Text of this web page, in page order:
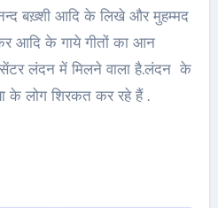
बख़्शी आदि के लिखे और मुहम्मद
आदि के गाये गीतों का आन
लंदन में मिलने वाला है.लंदन के
के लोग शिरकत कर रहे हैं .